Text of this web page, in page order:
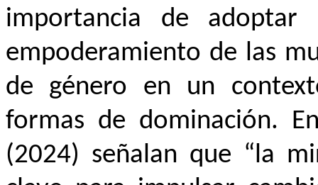
importancia de
empoderamiento de las
de género en un
formas de dominación.
(2024) señalan que “la